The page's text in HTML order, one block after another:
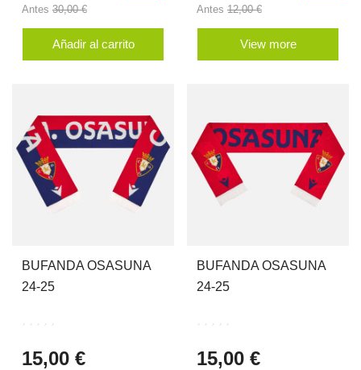
Antes 30,00 €
Añadir al carrito
Antes 12,00 €
View more
BUFANDA OSASUNA
24-25
15,00 €
BUFANDA OSASUNA
24-25
15,00 €